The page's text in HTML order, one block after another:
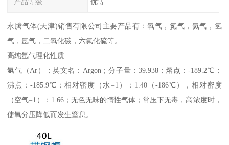
永腾气体(天津)销售有限公司主要产品有：氧气，氮气，氦气，氢
气，氩气，二氧化碳，六氟化硫等。
高纯氩气理化性质
氩气（Ar）；英文名：Argon；分子量：39.938；熔点：-189.2℃；
沸点：-185.9℃；相对密度（水=1）：1.40（-186℃），相对密度
（空气=1）：1.66；无色无味的惰性气体；常压下无毒，高浓度时，
使氧分压降低而发生窒息。